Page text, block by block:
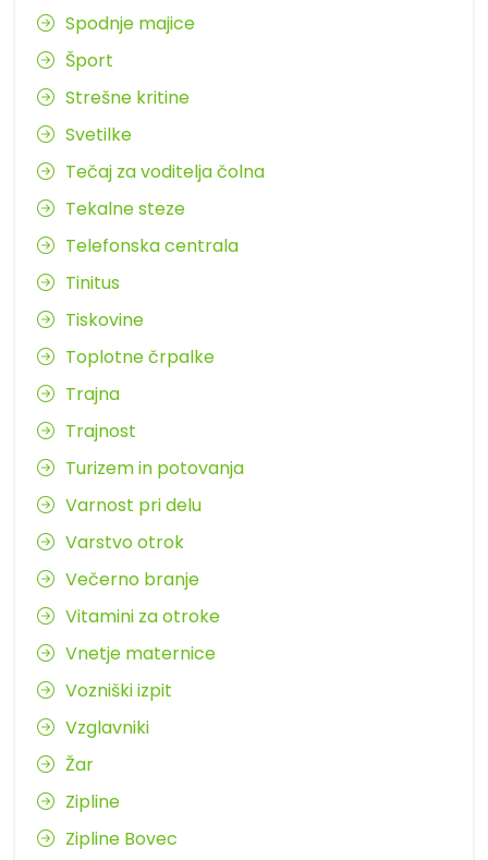
Spodnje majice
Šport
Strešne kritine
Svetilke
Tečaj za voditelja čolna
Tekalne steze
Telefonska centrala
Tinitus
Tiskovine
Toplotne črpalke
Trajna
Trajnost
Turizem in potovanja
Varnost pri delu
Varstvo otrok
Večerno branje
Vitamini za otroke
Vnetje maternice
Vozniški izpit
Vzglavniki
Žar
Zipline
Zipline Bovec